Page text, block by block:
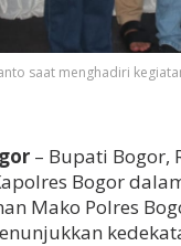
saat menghadiri
– Bupati Bogor,
Bogor
Mako Polres